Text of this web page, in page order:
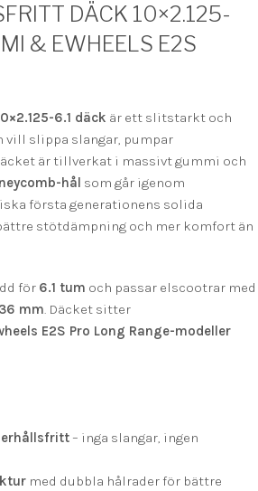
DÄCK 10×2.125-
& EWHEELS E2S
6.1 däck är ett slitstarkt och
vill slippa slangar, pumpar
är tillverkat i massivt gummi och
hål som går igenom
första generationens solida
stötdämpning och mer komfort än
för 6.1 tum och passar elscootrar med
36 mm. Däcket sitter
E2S Pro Long Range-modeller
– inga slangar, ingen
med dubbla hålrader för bättre